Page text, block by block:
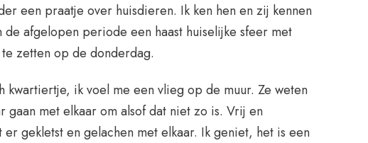
een praatje over huisdieren. Ik ken hen en zij kennen
afgelopen periode een haast huiselijke sfeer met
zetten op de donderdag.
kwartiertje, ik voel me een vlieg op de muur. Ze weten
gaan met elkaar om alsof dat niet zo is. Vrij en
gekletst en gelachen met elkaar. Ik geniet, het is een